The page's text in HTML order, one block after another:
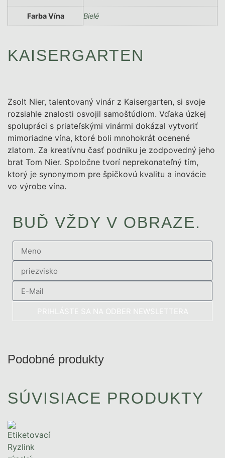
Farba Vína Bielé
KAISERGARTEN
Zsolt Nier, talentovaný vinár z Kaisergarten, si svoje
rozsiahle znalosti osvojil samoštúdiom. Vďaka úzkej
spolupráci s priateľskými vinármi dokázal vytvoriť
mimoriadne vína, ktoré boli mnohokrát ocenené
zlatom. Za kreatívnu časť podniku je zodpovedný jeho
brat Tom Nier. Spoločne tvorí neprekonateľný tím,
ktorý je synonymom pre špičkovú kvalitu a inovácie
vo výrobe vína.
BUĎ VŽDY V OBRAZE.
PRIHLÁSTE SA NA ODBER NEWSLETTERA
Podobné produkty
SÚVISIACE PRODUKTY